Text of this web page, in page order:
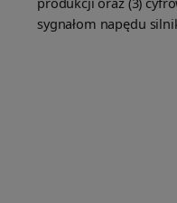
sygnałom napędu